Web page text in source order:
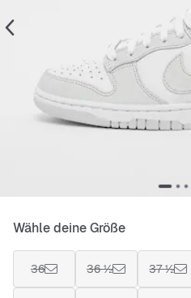
Wähle deine Größe
36 36 ½ 37 ½